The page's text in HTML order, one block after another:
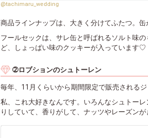
@tachimaru_wedding
商品ラインナップは、大きく分けてふたつ。
フールセックは、サレ缶と呼ばれるソルト味
ど、しょっぱい味のクッキーが入っています♡
➁ロブションのシュトーレン
毎年、11月くらいから期間限定で販売される
私、これ大好きなんです。いろんなシュトー
りしていて、香りがして、ナッツやレーズン